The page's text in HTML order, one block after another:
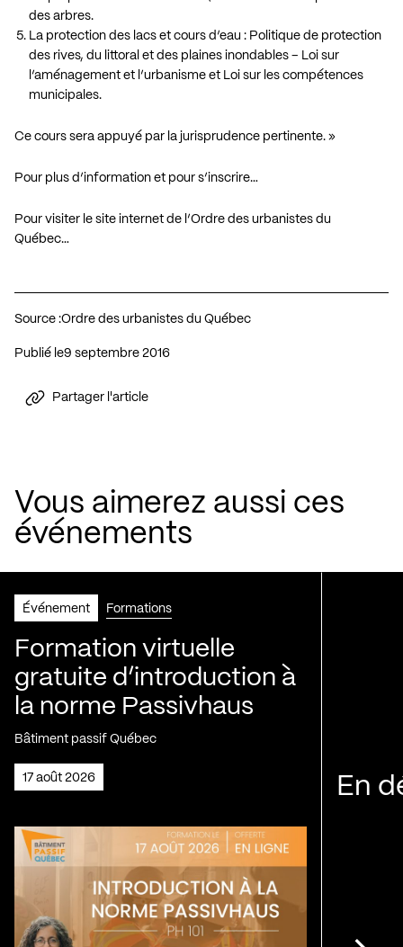
des arbres.
La protection des lacs et cours d’eau : Politique de protection
des rives, du littoral et des plaines inondables – Loi sur
l’aménagement et l’urbanisme et Loi sur les compétences
municipales.
Ce cours sera appuyé par la jurisprudence pertinente. »
Pour plus d’information et pour s’inscrire…
Pour visiter le site internet de l’Ordre des urbanistes du
Québec…
Source :Ordre des urbanistes du Québec
Publié le 9 septembre 2016
Partager l'article
Vous aimerez aussi ces
événements
Événement Formations
Formation virtuelle
gratuite d’introduction à
la norme Passivhaus
Bâtiment passif Québec
17 août 2026 En